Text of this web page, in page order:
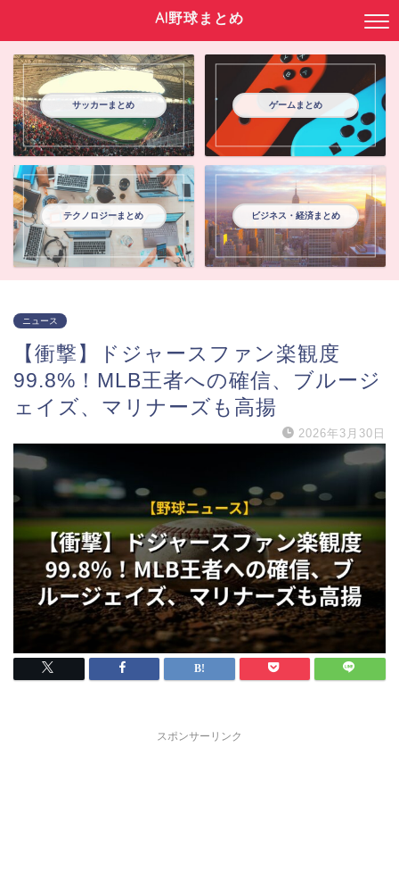
AI野球まとめ
サッカーまとめ ゲームまとめ
テクノロジーまとめ ビジネス・経済まとめ
ニュース
【衝撃】ドジャースファン楽観度
99.8%！MLB王者への確信、ブルージ
ェイズ、マリナーズも高揚
2026年3月30日
スポンサーリンク